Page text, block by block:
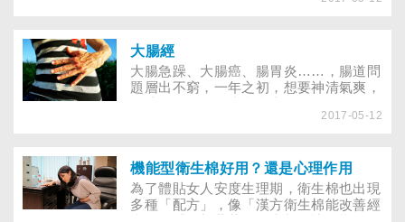
春！
大腸經
大腸急躁、大腸癌、腸胃炎……，腸道問
題層出不窮，一年之初，想要神清氣爽，
2017-05-12
機能型衛生棉好用？還是心理作用
為了體貼女人安度生理期，衛生棉也出現
多種「配方」，像「漢方衛生棉能改善經